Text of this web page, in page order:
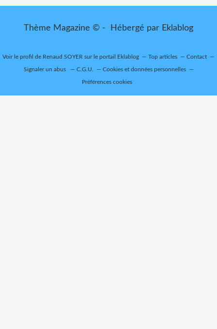
Thème Magazine © - Hébergé par Eklablog
Voir le profil de Renaud SOYER sur le portail Eklablog Top articles Contact
Signaler un abus C.G.U. Cookies et données personnelles
Préférences cookies